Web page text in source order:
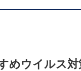
めウイルス